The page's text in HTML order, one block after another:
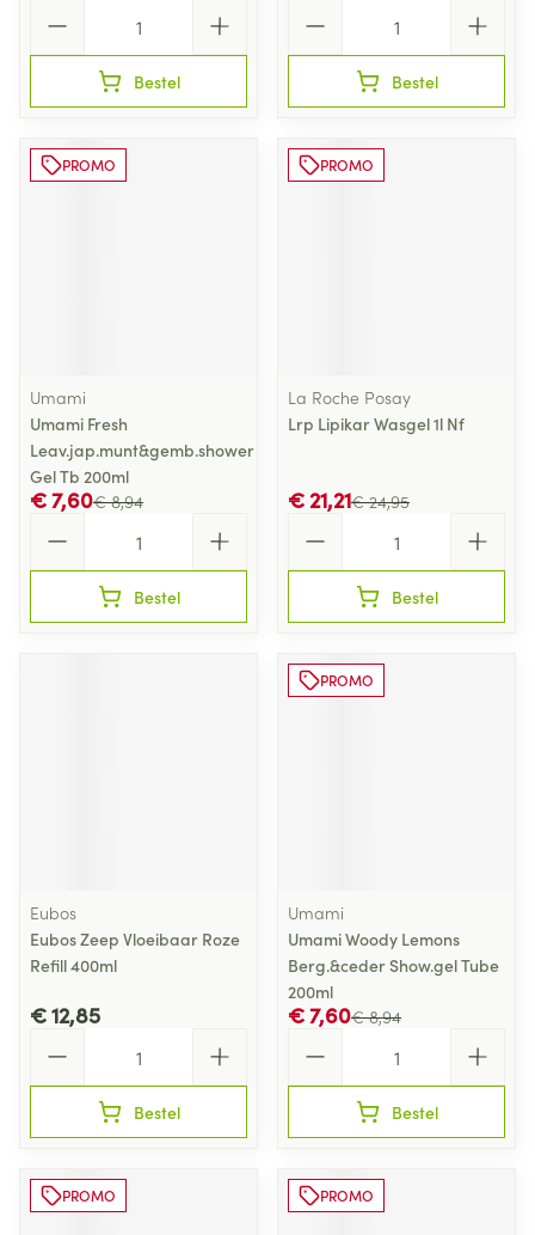
Bestel Bestel
PROMO
Umami
Umami Fresh
Leav.jap.munt&gemb.shower
Gel Tb 200ml
€ 8,94
€ 7,60
Bestel
PROMO
La Roche Posay
Lrp Lipikar Wasgel 1l Nf
€ 24,95
€ 21,21
Bestel
Eubos
Eubos Zeep Vloeibaar Roze
Refill 400ml
€ 12,85
Bestel
PROMO
Umami
Umami Woody Lemons
Berg.&ceder Show.gel Tube
200ml
€ 8,94
€ 7,60
Bestel
PROMO PROMO